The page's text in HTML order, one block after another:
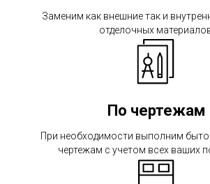
Заменим как внешние так и
отделочных
По чертежам
При необходимости выполним
чертежам с учетом всех ваших